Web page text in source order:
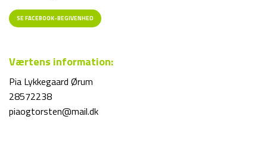
SE FACEBOOK-BEGIVENHED
Værtens information:
Pia Lykkegaard Ørum
28572238
piaogtorsten@mail.dk